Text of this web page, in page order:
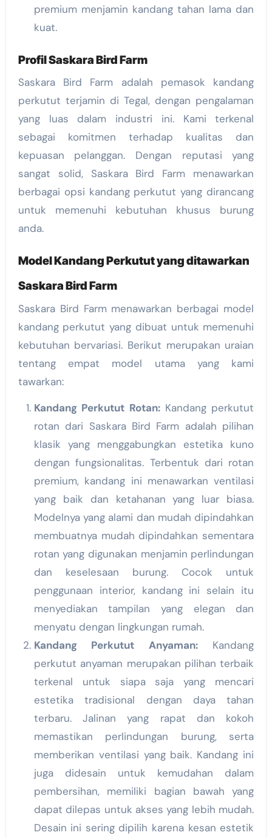
premium menjamin kandang tahan lama dan
kuat.
Profil Saskara Bird Farm
Saskara Bird Farm adalah pemasok kandang
perkutut terjamin di Tegal, dengan pengalaman
yang luas dalam industri ini. Kami terkenal
sebagai komitmen terhadap kualitas dan
kepuasan pelanggan. Dengan reputasi yang
sangat solid, Saskara Bird Farm menawarkan
berbagai opsi kandang perkutut yang dirancang
untuk memenuhi kebutuhan khusus burung
anda.
Model Kandang Perkutut yang ditawarkan
Saskara Bird Farm
Saskara Bird Farm menawarkan berbagai model
kandang perkutut yang dibuat untuk memenuhi
kebutuhan bervariasi. Berikut merupakan uraian
tentang empat model utama yang kami
tawarkan:
Kandang Perkutut Rotan:Kandang perkutut
rotan dari Saskara Bird Farm adalah pilihan
klasik yang menggabungkan estetika kuno
dengan fungsionalitas. Terbentuk dari rotan
premium, kandang ini menawarkan ventilasi
yang baik dan ketahanan yang luar biasa.
Modelnya yang alami dan mudah dipindahkan
membuatnya mudah dipindahkan sementara
rotan yang digunakan menjamin perlindungan
dan keselesaan burung. Cocok untuk
penggunaan interior, kandang ini selain itu
menyediakan tampilan yang elegan dan
menyatu dengan lingkungan rumah.
Kandang Perkutut Anyaman:Kandang
perkutut anyaman merupakan pilihan terbaik
terkenal untuk siapa saja yang mencari
estetika tradisional dengan daya tahan
terbaru. Jalinan yang rapat dan kokoh
memastikan perlindungan burung, serta
memberikan ventilasi yang baik. Kandang ini
juga didesain untuk kemudahan dalam
pembersihan, memiliki bagian bawah yang
dapat dilepas untuk akses yang lebih mudah.
Desain ini sering dipilih karena kesan estetik